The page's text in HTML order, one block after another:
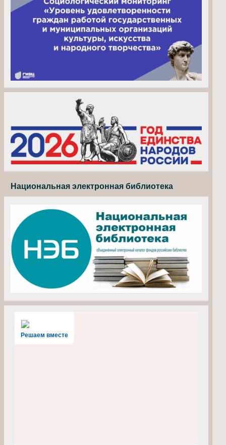
Национальная электронная библиотека
Решаем вместе